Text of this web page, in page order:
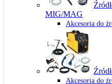
MIG/MAG
Akcesoria do
Akcesoria do